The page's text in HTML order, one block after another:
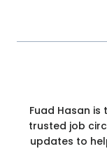
Fuad Hasan is
trusted job
updates to